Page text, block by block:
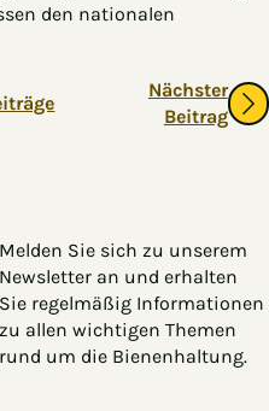
den nationalen
Beiträgen
Nächster
Beitrag
Melden Sie sich zu unserem
Newsletter an und erhalten
Sie regelmäßig Informationen
zu allen wichtigen Themen
rund um die Bienenhaltung.